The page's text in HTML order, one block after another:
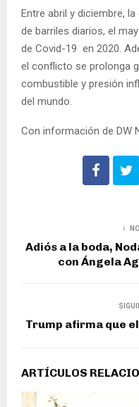
Entre abril y diciembre,
de barriles diarios, el
de Covid-19 en 2020.
el conflicto se prolonga
combustible y presión
del mundo.
Con información de DW
Adiós a la boda,
con Ángela
Trump afirma que
ARTÍCULOS